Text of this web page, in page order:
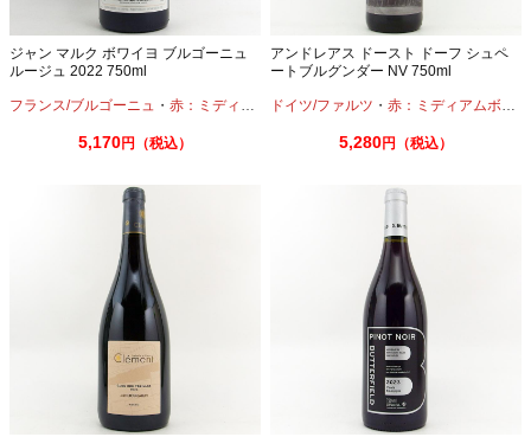
ジャン マルク ボワイヨ ブルゴーニュ
ルージュ 2022 750ml
フランス/ブルゴーニュ ・ 赤：ミディアムボディ ・ピノノワール
5,170円（税込）
アンドレアス ドースト ドーフ シュペ
ートブルグンダー NV 750ml
ドイツ/ファルツ ・赤：ミディアムボディ
5,280円（税込）